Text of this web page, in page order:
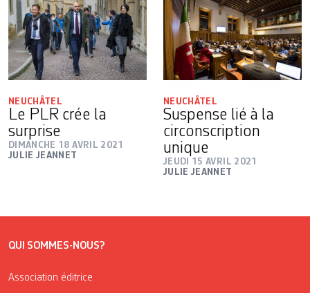
NEUCHÂTEL
Le PLR crée la
surprise
DIMANCHE 18 AVRIL 2021
JULIE JEANNET
NEUCHÂTEL
Suspense lié à la
circonscription
unique
JEUDI 15 AVRIL 2021
JULIE JEANNET
QUI SOMMES-NOUS?
Association éditrice